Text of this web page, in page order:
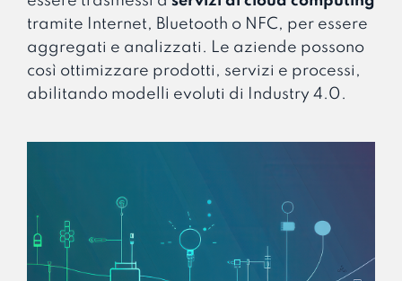
tramite Internet, Bluetooth o NFC, per essere
aggregati e analizzati. Le aziende possono
così ottimizzare prodotti, servizi e processi,
abilitando modelli evoluti di Industry 4.0.